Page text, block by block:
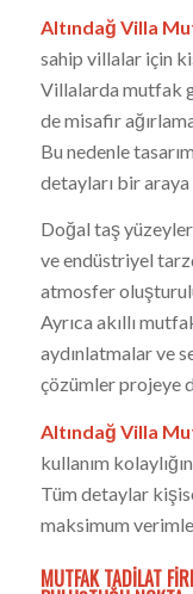
Altındağ Villa
sahip villalar için
Villalarda mutfak
de misafir
Bu nedenle
detayları bir
Doğal taş
ve endüstriyel
atmosfer
Ayrıca akıllı
aydınlatmalar ve
çözümler projeye
Altındağ Villa
kullanım
Tüm detaylar
maksimum
MUTFAK TADILAT